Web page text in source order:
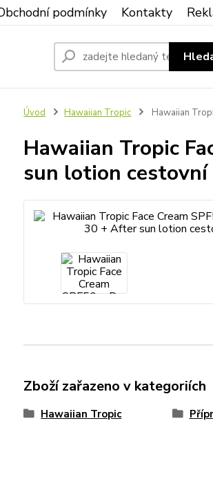
podmínky Kontakty
Úvod Hawaiian Tropic Hawaiian
Hawaiian Tropic
sun lotion
Zboží zařazeno v kategoriích
Hawaiian Tropic